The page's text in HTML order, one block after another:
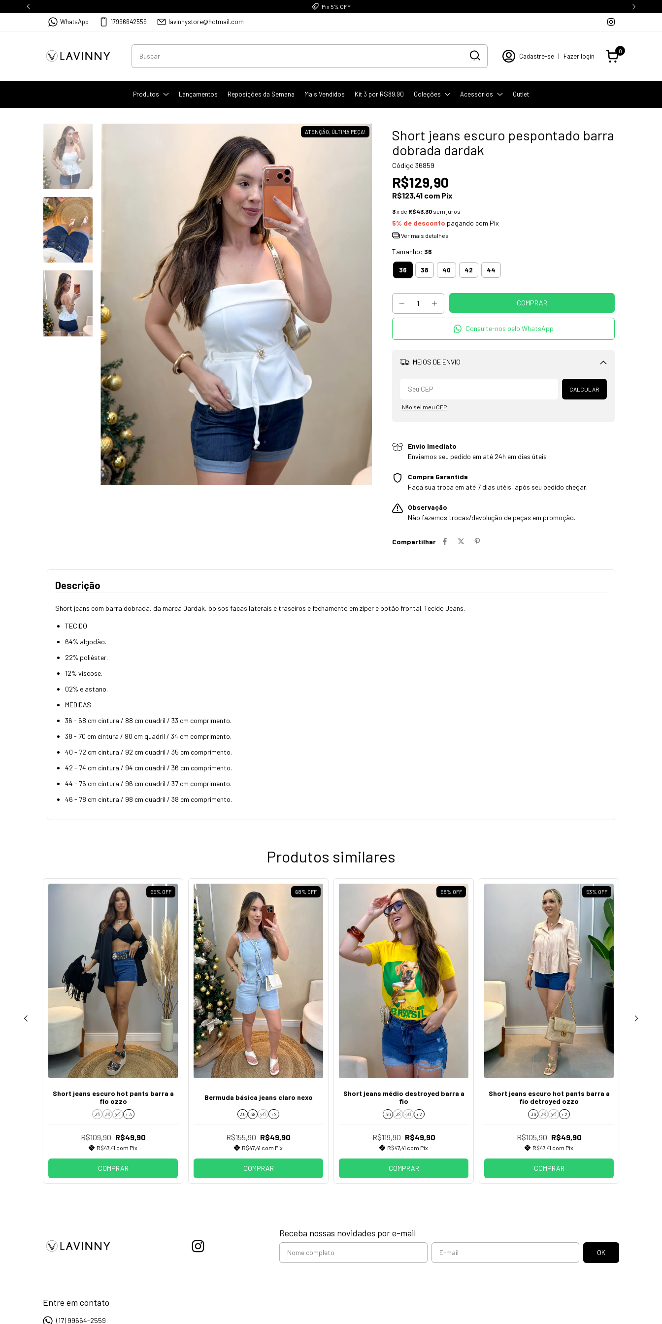
Pix 5% OFF
WhatsApp 17996642559 lavinnystore@hotmail.com
Cadastre-se | Fazer login
0
Produtos Lançamentos Reposições da Semana Mais Vendidos Kit 3 por R$89.90 Coleções Acessórios Outlet
ATENÇÃO, ÚLTIMA PEÇA!
Short jeans escuro pespontado barra
dobrada dardak
Código 36859
R$129,90
R$123,41 com Pix
3x de R$43,30 sem juros
5% de desconto pagando com Pix
Ver mais detalhes
Tamanho: 36
36 38 40 42 44
Consulte-nos pelo WhatsApp
MEIOS DE ENVIO
Alterar CEP
CALCULAR
Não sei meu CEP
Envio Imediato
Enviamos seu pedido em até 24h em dias úteis
Compra Garantida
Faça sua troca em até 7 dias utéis, após seu pedido chegar.
Observação
Não fazemos trocas/devolução de peças em promoção.
Compartilhar
Descrição
Short jeans com barra dobrada, da marca Dardak, bolsos facas laterais e traseiros e fechamento em zíper e botão frontal. Tecido Jeans.
TECIDO
64% algodão.
22% poliéster.
12% viscose.
02% elastano.
MEDIDAS
36 - 68 cm cintura / 88 cm quadril / 33 cm comprimento.
38 - 70 cm cintura / 90 cm quadril / 34 cm comprimento.
40 - 72 cm cintura / 92 cm quadril / 35 cm comprimento.
42 - 74 cm cintura / 94 cm quadril / 36 cm comprimento.
44 - 76 cm cintura / 96 cm quadril / 37 cm comprimento.
46 - 78 cm cintura / 98 cm quadril / 38 cm comprimento.
Produtos similares
55% OFF
Short jeans escuro hot pants barra a
fio ozzo
36 38 40 + 3
R$109,90 R$49,90
R$47,41 com Pix
COMPRAR
68% OFF
Bermuda básica jeans claro nexo
36 38 40 + 2
R$155,90 R$49,90
R$47,41 com Pix
COMPRAR
58% OFF
Short jeans médio destroyed barra a
fio
36 38 40 + 2
R$119,90 R$49,90
R$47,41 com Pix
COMPRAR
53% OFF
Short jeans escuro hot pants barra a
fio detroyed ozzo
36 38 40 + 2
R$105,90 R$49,90
R$47,41 com Pix
COMPRAR
Receba nossas novidades por e-mail
Entre em contato
(17) 99664-2559